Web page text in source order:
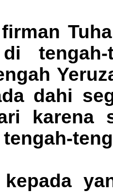
dahi
karena